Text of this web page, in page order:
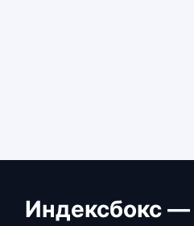
Индексбокс